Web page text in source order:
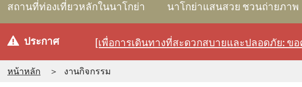
สถานที่ท่องเที่ยวหลักในนาโกย่า นาโกย่าแสนสวย ชวนถ่ายภาพ
ประกาศ [เพื่อการเดินทางที่สะดวกสบายและปลอดภัย:
หน้าหลัก งานกิจกรรม